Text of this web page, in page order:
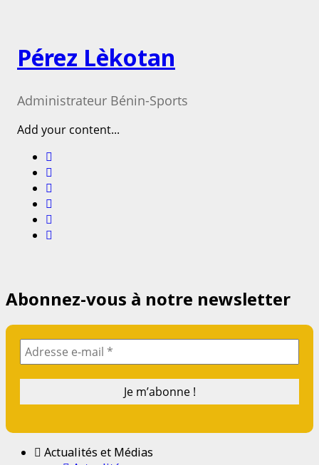
Pérez Lèkotan
Administrateur Bénin-Sports
Add your content...
Abonnez-vous à notre newsletter
Actualités et Médias